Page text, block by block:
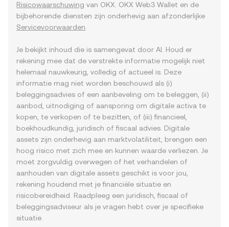
Risicowaarschuwing van OKX. OKX Web3 Wallet en de
bijbehorende diensten zijn onderhevig aan afzonderlijke
Servicevoorwaarden
Je bekijkt inhoud die is samengevat door AI. Houd er
rekening mee dat de verstrekte informatie mogelijk niet
helemaal nauwkeurig, volledig of actueel is. Deze
informatie mag niet worden beschouwd als (i)
beleggingsadvies of een aanbeveling om te beleggen, (ii)
aanbod, uitnodiging of aansporing om digitale activa te
kopen, te verkopen of te bezitten, of (iii) financieel,
boekhoudkundig, juridisch of fiscaal advies. Digitale
assets zijn onderhevig aan marktvolatiliteit, brengen een
hoog risico met zich mee en kunnen waarde verliezen. Je
moet zorgvuldig overwegen of het verhandelen of
aanhouden van digitale assets geschikt is voor jou,
rekening houdend met je financiële situatie en
risicobereidheid. Raadpleeg een juridisch, fiscaal of
beleggingsadviseur als je vragen hebt over je specifieke
situatie.